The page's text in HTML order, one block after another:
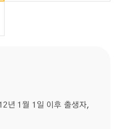
년 1월 1일 이후 출생자,